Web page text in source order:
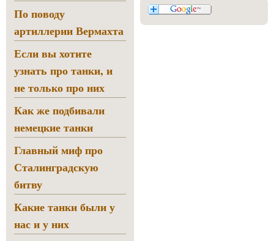
По поводу
артиллерии Вермахта
Если вы хотите
узнать про танки, и
не только про них
Как же подбивали
немецкие танки
Главный миф про
Сталинградскую
битву
Какие танки были у
нас и у них